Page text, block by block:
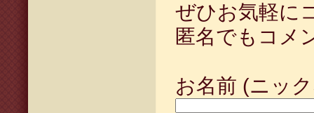
ぜひお気軽に
匿名でもコメ
お名前 (ニッ